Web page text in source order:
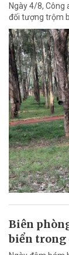
Ngày 4/8, Công
đối tượng trộm
Biên
biển trong